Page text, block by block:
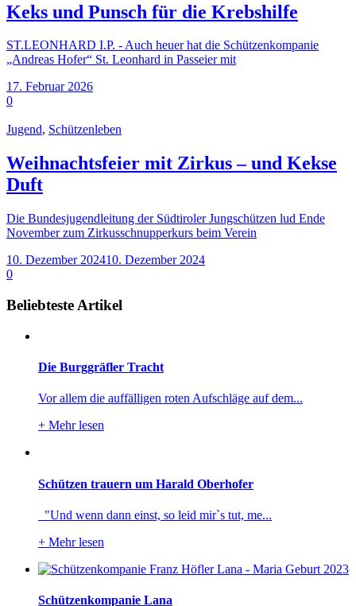
Keks und Punsch für die Krebshilfe
ST.LEONHARD I.P. - Auch heuer hat die Schützenkompanie
„Andreas Hofer“ St. Leonhard in Passeier mit
17. Februar 2026
0
Jugend, Schützenleben
Weihnachtsfeier mit Zirkus – und Kekse
Duft
Die Bundesjugendleitung der Südtiroler Jungschützen lud Ende
November zum Zirkusschnupperkurs beim Verein
10. Dezember 202410. Dezember 2024
0
Beliebteste Artikel
Die Burggräfler Tracht
Vor allem die auffälligen roten Aufschläge auf dem...
+ Mehr lesen
Schützen trauern um Harald Oberhofer
"Und wenn dann einst, so leid mir`s tut, me...
+ Mehr lesen
Schützenkompanie Lana